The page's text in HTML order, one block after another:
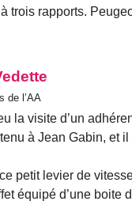
trois rapports.
de l’AA
la visite d’un
à Jean Gabin, et
petit levier de
équipé d’une boite